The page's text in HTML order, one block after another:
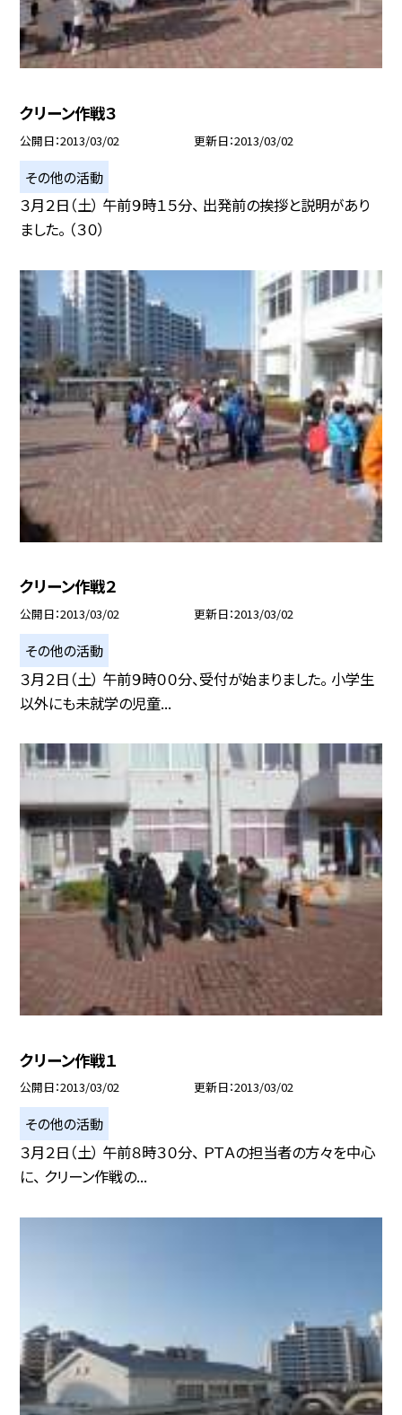
クリーン作戦３
公開日 2013/03/02 更新日 2013/03/02
その他の活動
３月２日（土） 午前９時１５分、 出発前の挨拶と説明があり
ました。 （３０）
クリーン作戦２
公開日 2013/03/02 更新日 2013/03/02
その他の活動
３月２日（土） 午前９時００分、受付が始まりました。 小学生
以外にも未就学の児童...
クリーン作戦１
公開日 2013/03/02 更新日 2013/03/02
その他の活動
３月２日（土） 午前８時３０分、 ＰＴＡの担当者の方々を中心
に、 クリーン作戦の...